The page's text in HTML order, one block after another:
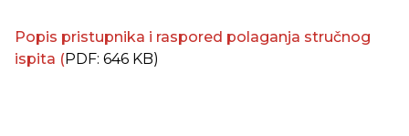
Popis pristupnika i raspored polaganja stručnog
ispita (PDF: 646 KB)